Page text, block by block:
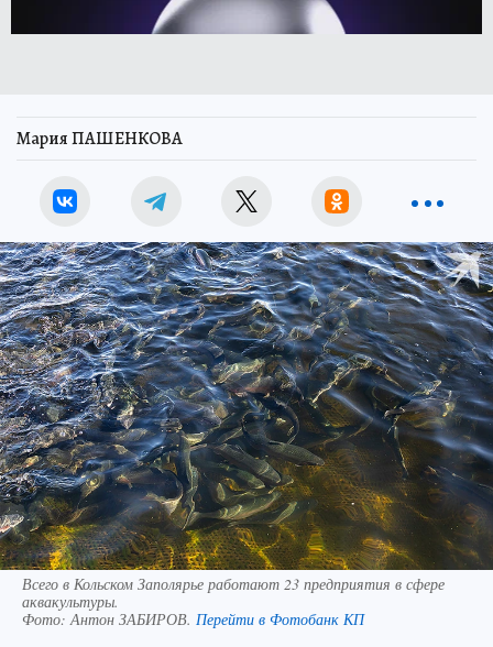
Мария ПАШЕНКОВА
Всего в Кольском Заполярье работают 23 предприятия в сфере
аквакультуры.
Фото:Антон ЗАБИРОВ. Перейти в Фотобанк КП